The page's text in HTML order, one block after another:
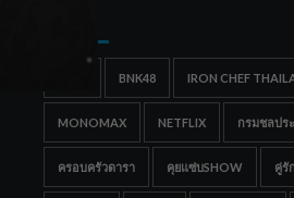
BNK48 IRON CHEF
MONOMAX NETFLIX กรมชลปร
ครอบครัวดารา คุยแซ่บSHOW คู่รัก